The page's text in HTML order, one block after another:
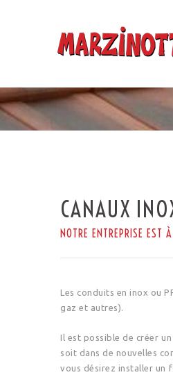
CANAUX
NOTRE ENTREPRISE EST
Les conduits en inox ou
gaz et autres).
Il est possible de créer
soit dans de nouvelles
vous désirez installer un